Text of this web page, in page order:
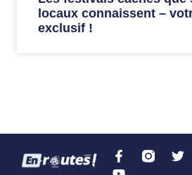
locaux connaissent –
exclusif !